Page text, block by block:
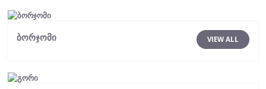
VIEW ALL
ბორჯომი